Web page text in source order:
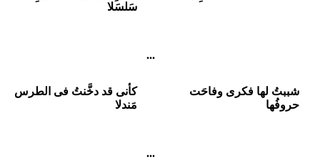
سَلسَلا
...
شببتُ لها فکری وفاحَت
حروفُها
کأنی قد دخَّنتُ فی الطرس
مَندلا
...